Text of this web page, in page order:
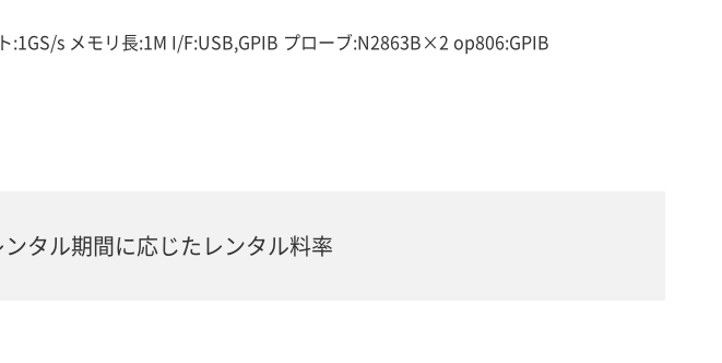
s メモリ長:1M I/F:USB,GPIB プローブ:N2863B×2 op806:GPIB
ル期間に応じたレンタル料率